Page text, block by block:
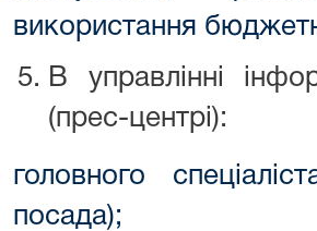
використання
В управлінні
(прес-центрі):
головного
посада);